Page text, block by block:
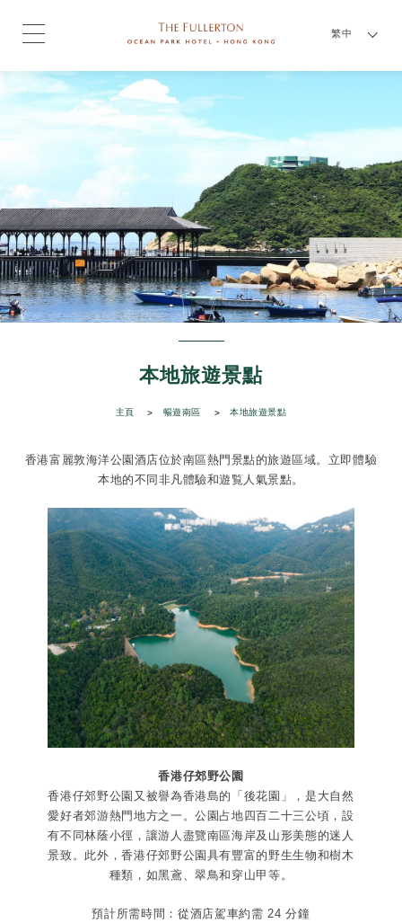
繁中
本地旅遊景點
主頁 暢遊南區 本地旅遊景點
香港富麗敦海洋公園酒店位於南區熱門景點的旅遊區域。立即體驗
本地的不同非凡體驗和遊覧人氣景點。
香港仔郊野公園
香港仔郊野公園又被譽為香港島的「後花園」，是大自然
愛好者郊游熱門地方之一。公園占地四百二十三公頃，設
有不同林蔭小徑，讓游人盡覽南區海岸及山形美態的迷人
景致。此外，香港仔郊野公園具有豐富的野生生物和樹木
種類，如黑鳶、翠鳥和穿山甲等。
預計所需時間：從酒店駕車約需 24 分鐘